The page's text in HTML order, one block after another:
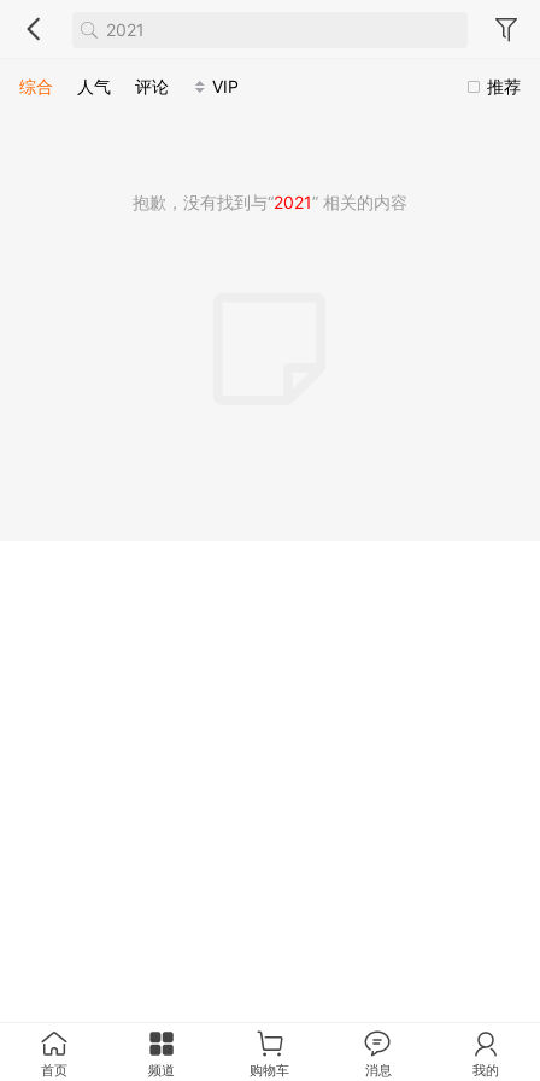
推荐
综合 人气 评论 VIP
抱歉，没有找到与“2021” 相关的内容
首页 频道 购物车 消息 我的